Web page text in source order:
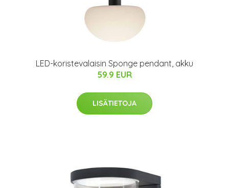
LED-koristevalaisin Sponge pendant, akku
59.9 EUR
LISÄTIETOJA